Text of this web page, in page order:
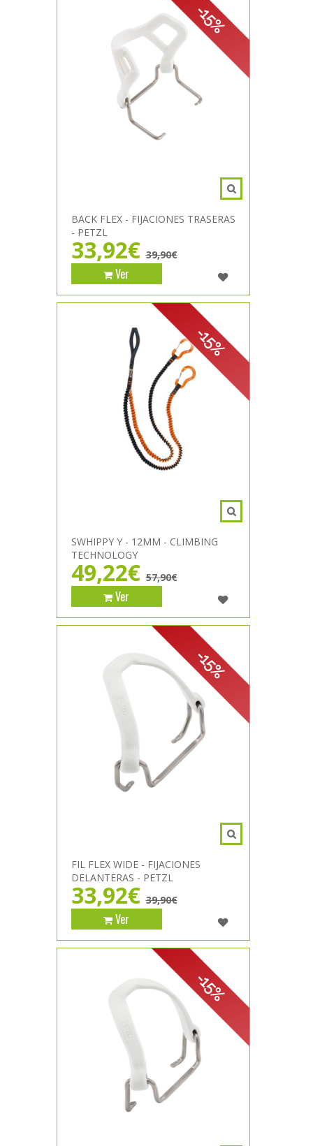
-15%
BACK FLEX - FIJACIONES TRASERAS
- PETZL
33,92€ 39,90€
Ver
-15%
SWHIPPY Y - 12MM - CLIMBING
TECHNOLOGY
49,22€ 57,90€
Ver
-15%
FIL FLEX WIDE - FIJACIONES
DELANTERAS - PETZL
33,92€ 39,90€
Ver
-15%